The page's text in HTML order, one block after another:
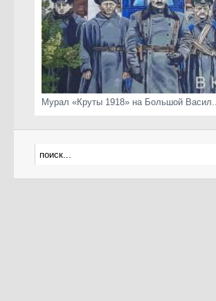
Мурал «Круты 1918» на Большой Васил...